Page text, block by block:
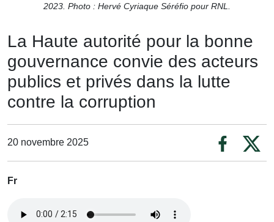
2023. Photo : Hervé Cyriaque Séréfio pour RNL.
La Haute autorité pour la bonne
gouvernance convie des acteurs
publics et privés dans la lutte
contre la corruption
20 novembre 2025
Fr